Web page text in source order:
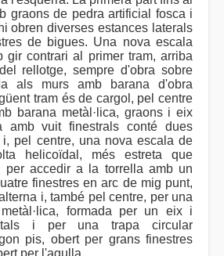
graons de pedra artificial fosca i
obren diverses estances laterals
de bigues. Una nova escala
gir contrari al primer tram, arriba
rellotge, sempre d'obra sobre
als murs amb barana d'obra
tram és de cargol, pel centre
barana metàl·lica, graons i eix
amb vuit finestrals conté dues
i, pel centre, una nova escala de
helicoïdal, més estreta que
per accedir a la torrella amb un
finestres en arc de mig punt,
i, també pel centre, per una
formada per un eix i
i per una trapa circular
pis, obert per grans finestres